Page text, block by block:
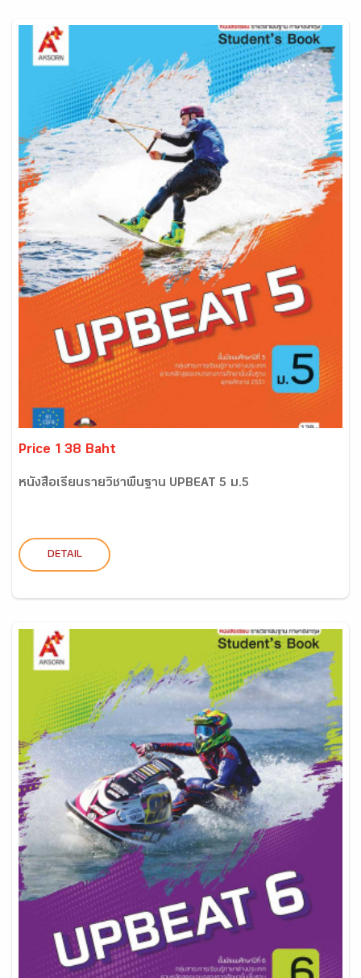
Price 138 Baht
หนังสือเรียนรายวิชาพื้นฐาน UPBEAT 5 ม.5
DETAIL